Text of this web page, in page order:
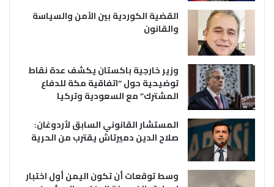
القضية الكوردية بين الأمن والسياسة
والقانون
وزير خارجية باكستان يكشف عدة نقاط
توضيحية حول “اتفاقية مكة للدفاع
المشترك” مع السعودية وتركيا
المستشار القانوني السابق لأردوغان:
صلاح الدين دميرتاش يقترب من الحرية
وسط توقعات أن تكون اليمن أول اختبار